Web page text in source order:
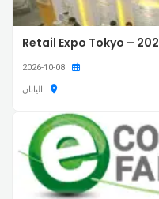
اليابان